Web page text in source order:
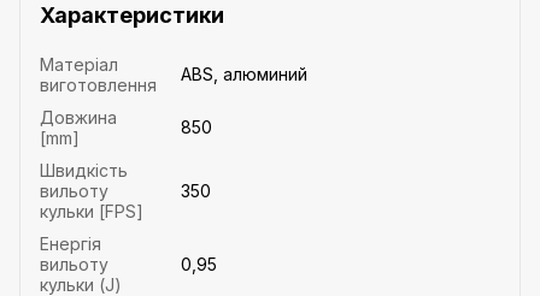
Характеристики
Матеріал
виготовлення
ABS, алюминий
Довжина
[mm]
850
Швидкість
вильоту
кульки [FPS]
350
Енергія
вильоту
кульки (J)
0,95